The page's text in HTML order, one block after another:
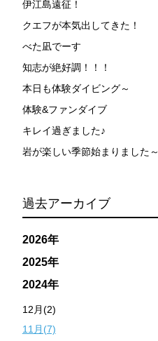
伊江島遠征！
クエフが本気出してきた！
べた凪でーす
知志が絶好調！！！
本日も体験ダイビング～
体験&ファンダイブ
キレイ過ぎました♪
岩が楽しい季節始まりました～
過去アーカイブ
2026年
2025年
2024年
12月(2)
11月(7)